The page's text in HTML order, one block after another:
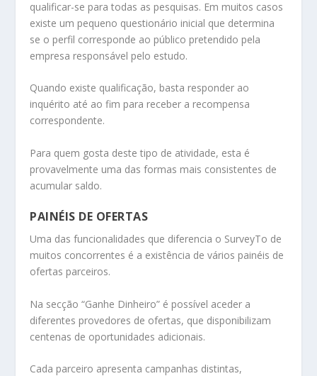
qualificar-se para todas as pesquisas. Em muitos casos
existe um pequeno questionário inicial que determina
se o perfil corresponde ao público pretendido pela
empresa responsável pelo estudo.
Quando existe qualificação, basta responder ao
inquérito até ao fim para receber a recompensa
correspondente.
Para quem gosta deste tipo de atividade, esta é
provavelmente uma das formas mais consistentes de
acumular saldo.
PAINÉIS DE OFERTAS
Uma das funcionalidades que diferencia o SurveyTo de
muitos concorrentes é a existência de vários painéis de
ofertas parceiros.
Na secção “Ganhe Dinheiro” é possível aceder a
diferentes provedores de ofertas, que disponibilizam
centenas de oportunidades adicionais.
Cada parceiro apresenta campanhas distintas,